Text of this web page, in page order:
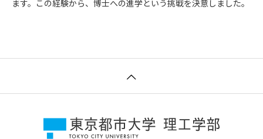
ます。この経験から、博士への進学という挑戦を決意しました。